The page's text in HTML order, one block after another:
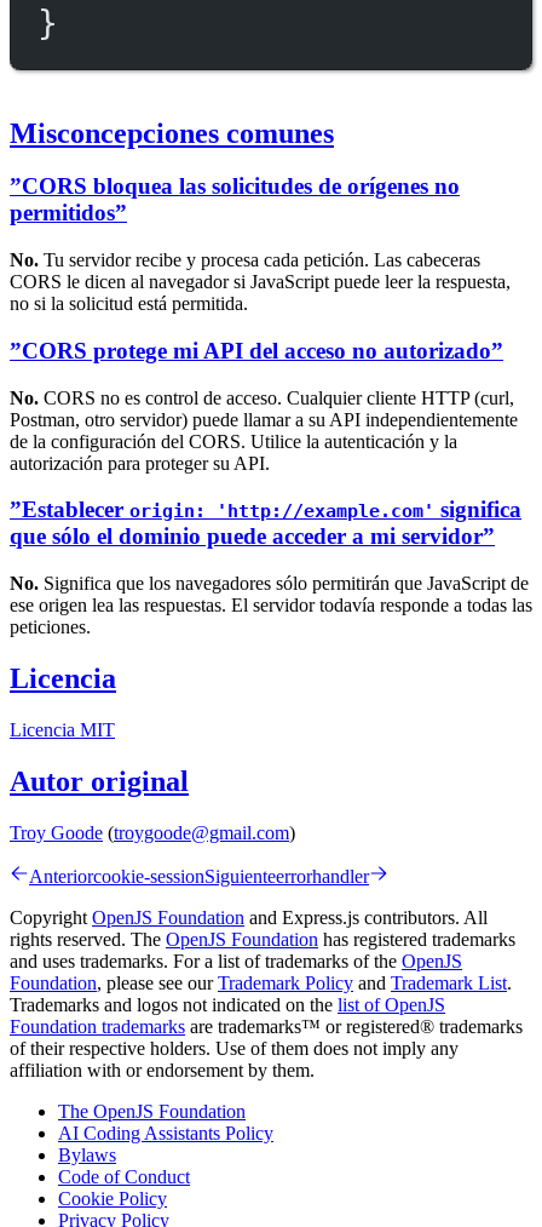
}
Misconcepciones comunes
”CORS bloquea las solicitudes de orígenes no
permitidos”
No. Tu servidor recibe y procesa cada petición. Las cabeceras
CORS le dicen al navegador si JavaScript puede leer la respuesta,
no si la solicitud está permitida.
”CORS protege mi API del acceso no autorizado”
No. CORS no es control de acceso. Cualquier cliente HTTP (curl,
Postman, otro servidor) puede llamar a su API independientemente
de la configuración del CORS. Utilice la autenticación y la
autorización para proteger su API.
”Establecer origin: 'http://example.com' significa
que sólo el dominio puede acceder a mi servidor”
No. Significa que los navegadores sólo permitirán que JavaScript de
ese origen lea las respuestas. El servidor todavía responde a todas las
peticiones.
Licencia
Licencia MIT
Autor original
Troy Goode (troygoode@gmail.com)
Anteriorcookie-sessionSiguienteerrorhandler
Copyright OpenJS Foundation and Express.js contributors. All
rights reserved. The OpenJS Foundation has registered trademarks
and uses trademarks. For a list of trademarks of the OpenJS
Foundation, please see ourTrademark Policy and Trademark List.
Trademarks and logos not indicated on the list of OpenJS
Foundation trademarks are trademarks™ or registered® trademarks
of their respective holders. Use of them does not imply any
affiliation with or endorsement by them.
The OpenJS Foundation
AI Coding Assistants Policy
Bylaws
Code of Conduct
Cookie Policy
Privacy Policy